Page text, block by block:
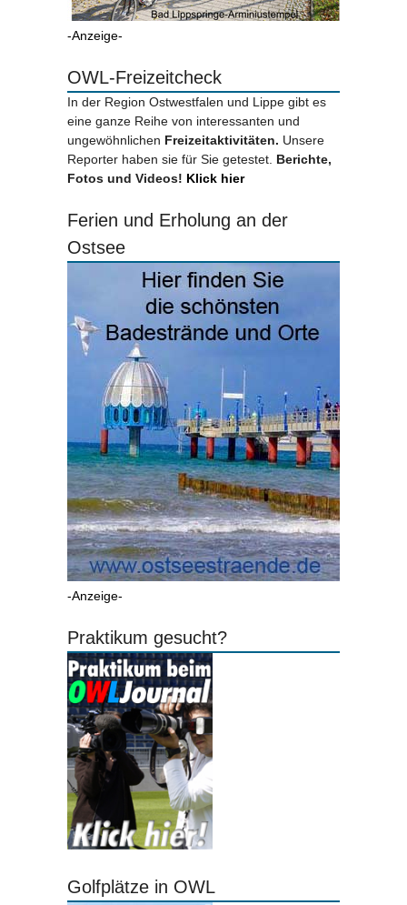
-Anzeige-
OWL-Freizeitcheck
In der Region Ostwestfalen und Lippe gibt es
eine ganze Reihe von interessanten und
ungewöhnlichen Freizeitaktivitäten. Unsere
Reporter haben sie für Sie getestet. Berichte,
Fotos und Videos! Klick hier
Ferien und Erholung an der
Ostsee
-Anzeige-
Praktikum gesucht?
Golfplätze in OWL